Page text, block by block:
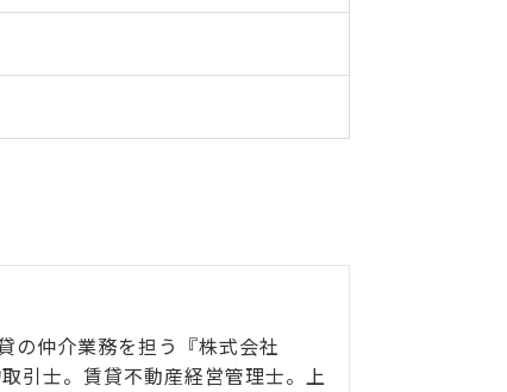
の仲介業務を担う『株式会社
引士。賃貸不動産経営管理士。上